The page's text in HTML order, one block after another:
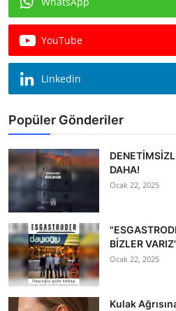
Köşe Yazısı
Dernek
Galeri
E-GAZETE
YouTube
Linkedin
Popüler Gönderiler
DAHA!
Ocak 22, 2025
BİZLER
Ocak 22, 2025
Kulak